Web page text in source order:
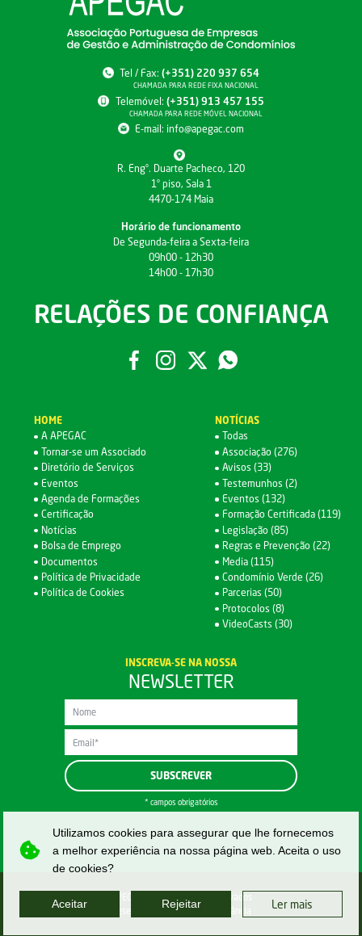
Tel / Fax:(+351) 220 937 654
CHAMADA PARA REDE FIXA NACIONAL
Telemóvel: (+351) 913 457 155
CHAMADA PARA REDE MÓVEL NACIONAL
E-mail: info@apegac.com
R. Engº. Duarte Pacheco, 120
1º piso, Sala 1
4470-174 Maia
Horário de funcionamento
De Segunda-feira a Sexta-feira
09h00 - 12h30
14h00 - 17h30
RELAÇÕES DE CONFIANÇA
HOME
A APEGAC
Tornar-se um Associado
Diretório de Serviços
Eventos
Agenda de Formações
Certificação
Notícias
Bolsa de Emprego
Documentos
Política de Privacidade
Política de Cookies
NOTÍCIAS
Todas
Associação (276)
Avisos (33)
Testemunhos (2)
Eventos (132)
Formação Certificada (119)
Legislação (85)
Regras e Prevenção (22)
Media (115)
Condomínio Verde (26)
Parcerias (50)
Protocolos (8)
VideoCasts (30)
INSCREVA-SE NA NOSSA
NEWSLETTER
* campos obrigatórios
Desenvolvido porMagnasubstância
Utilizamos cookies para assegurar que lhe fornecemos
a melhor experiência na nossa página web. Aceita o uso
de cookies?
Aceitar Rejeitar Ler mais